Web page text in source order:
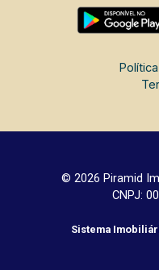
© 2026 Piramid
CNPJ:
Sistema